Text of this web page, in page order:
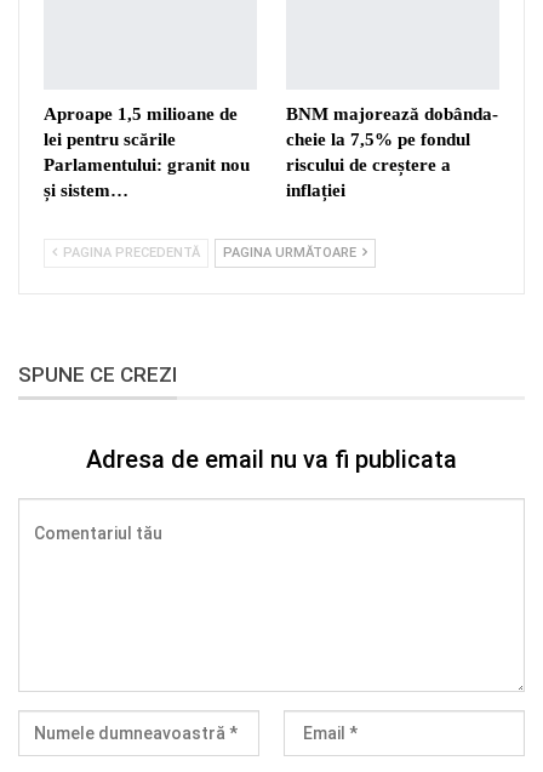
Aproape 1,5 milioane de
lei pentru scările
Parlamentului: granit nou
și sistem…
BNM majorează dobânda-
cheie la 7,5% pe fondul
riscului de creștere a
inflației
PAGINA PRECEDENTĂ PAGINA URMĂTOARE
SPUNE CE CREZI
Adresa de email nu va fi publicata